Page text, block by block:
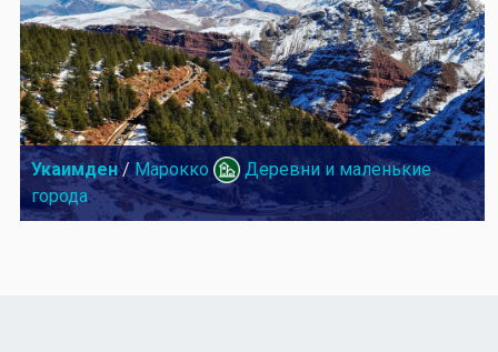
Укаимден/ Марокко
Деревни и маленькие
города